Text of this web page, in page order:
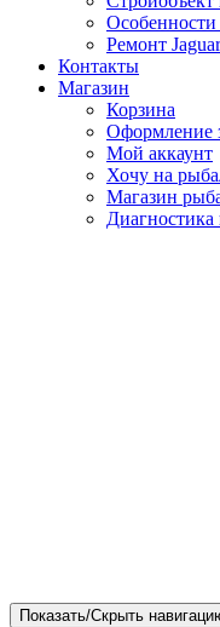
Особенности
Ремонт Jaguar
Контакты
Магазин
Корзина
Оформление
Мой аккаунт
Хочу на
Магазин
Диагностика
Показать/Скрыть